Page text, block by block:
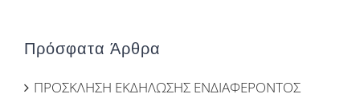
Πρόσφατα Άρθρα
ΠΡΟΣΚΛΗΣΗ ΕΚΔΗΛΩΣΗΣ ΕΝΔΙΑΦΕΡΟΝΤΟΣ